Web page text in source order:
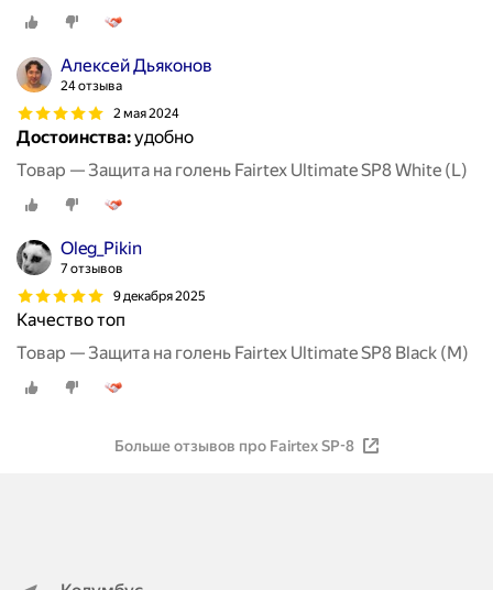
Алексей Дьяконов
24 отзыва
2 мая 2024
Достоинства:удобно
Товар — Защита на голень Fairtex Ultimate SP8 White (L)
Oleg_Pikin
7 отзывов
9 декабря 2025
Качество топ
Товар — Защита на голень Fairtex Ultimate SP8 Black (M)
Больше отзывов про Fairtex SP-8